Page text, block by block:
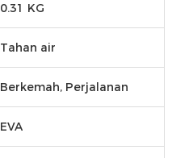
0.31 KG
Tahan air
Berkemah, Perjalanan
EVA